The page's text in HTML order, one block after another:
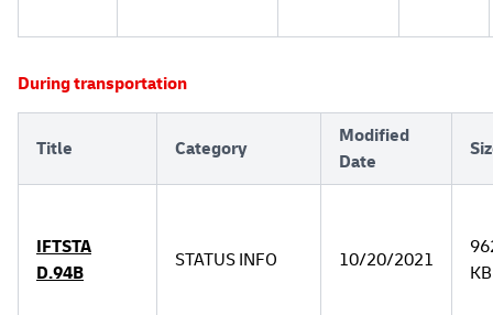
During transportation
Title Category
Modified
Date
IFTSTA
D.94B
STATUS INFO 10/20/2021
KB